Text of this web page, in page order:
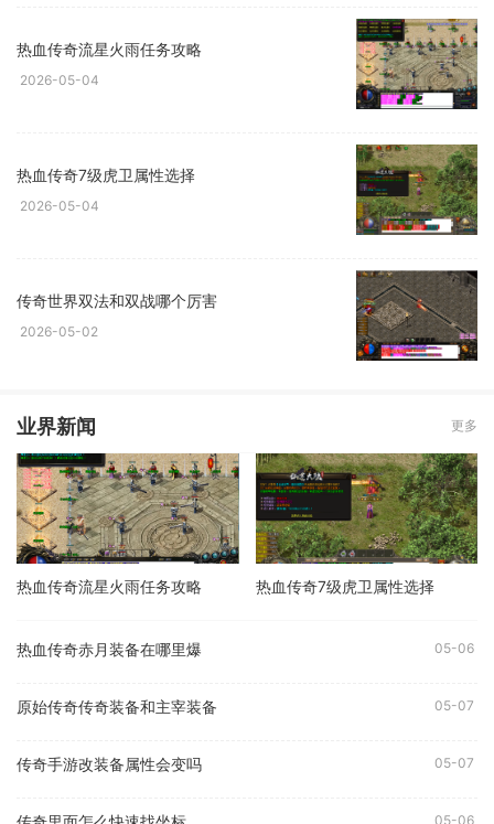
热血传奇流星火雨任务攻略
2026-05-04
热血传奇7级虎卫属性选择
2026-05-04
传奇世界双法和双战哪个厉害
2026-05-02
业界新闻 更多
热血传奇流星火雨任务攻略 热血传奇7级虎卫属性选择
热血传奇赤月装备在哪里爆 05-06
原始传奇传奇装备和主宰装备 05-07
传奇手游改装备属性会变吗 05-07
05-06